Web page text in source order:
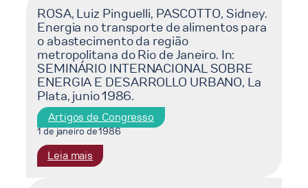
ECOSYSTEM,
Montevidéu,
1986.
Proceedings…
Montevidéu:
UNESCO,
1986.
(Coleção
FINEP
PNUD
Pinguelli,
LINS,
Marcos
Estellita.
Energia
para
o
meio
urbano:
aspectos
do
ROSA, Luiz Pinguelli, PASCOTTO, Sidney.
Energia no transporte de alimentos para
o abastecimento da região
metropolitana do Rio de Janeiro. In:
SEMINÁRIO INTERNACIONAL SOBRE
ENERGIA E DESARROLLO URBANO, La
Plata, junio 1986.
Artigos de Congresso
1 de janeiro de 1986
Leia mais
ROSA,